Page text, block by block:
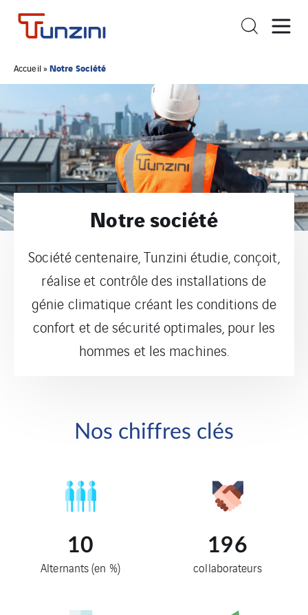
Accueil»Notre Société
Notre société
Société centenaire, Tunzini étudie, conçoit,
réalise et contrôle des installations de
génie climatique créant les conditions de
confort et de sécurité optimales, pour les
hommes et les machines.
Nos chiffres clés
10
Alternants (en %)
196
collaborateurs